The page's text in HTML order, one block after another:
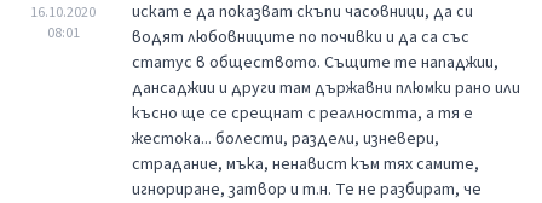
16.10.2020
08:01
искат е да показват скъпи часовници, да си
водят любовниците по почивки и да са със
статус в обществото. Същите те нападжии,
дансаджии и други там държавни плюмки рано или
късно ще се срещнат с реалността, а тя е
жестока... болести, раздели, изневери,
страдание, мъка, ненавист към тях самите,
игнориране, затвор и т.н. Те не разбират, че